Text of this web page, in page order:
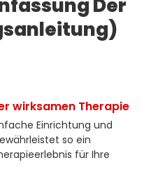
Der
wirksamen Therapie
Einrichtung und
so ein
für Ihre